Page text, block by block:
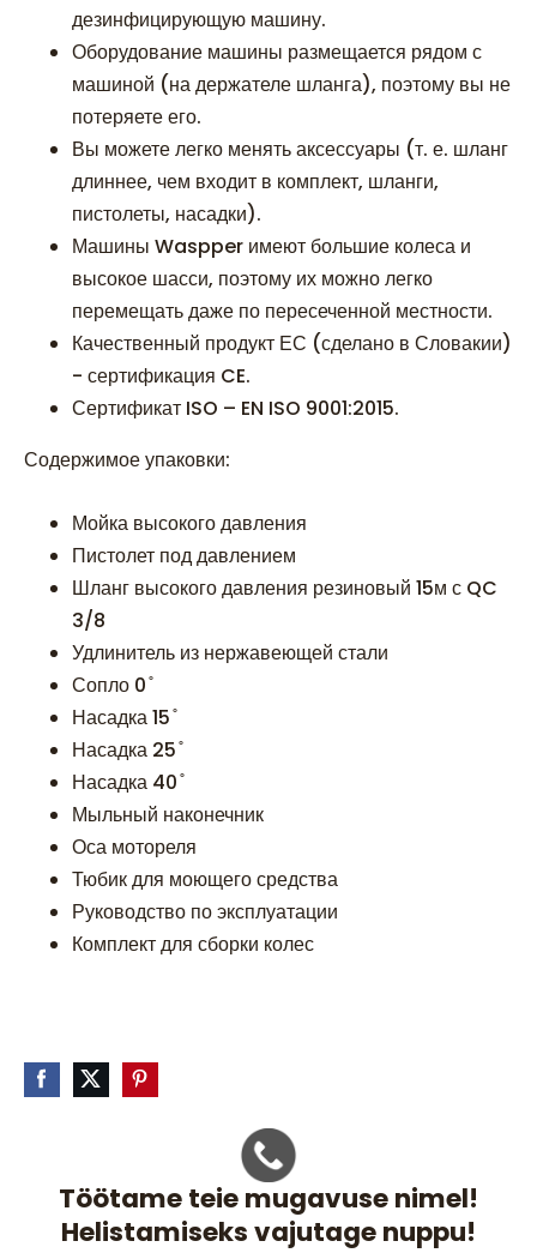
Töötame teie mugavuse nimel!
Helistamiseks vajutage nuppu!
дезинфицирующую машину.
Оборудование машины размещается рядом с
машиной (на держателе шланга), поэтому вы не
потеряете его.
Вы можете легко менять аксессуары (т. е. шланг
длиннее, чем входит в комплект, шланги,
пистолеты, насадки).
Машины Waspper имеют большие колеса и
высокое шасси, поэтому их можно легко
перемещать даже по пересеченной местности.
Качественный продукт ЕС (сделано в Словакии)
- сертификация CE.
Сертификат ISO – EN ISO 9001:2015.
Содержимое упаковки:
Мойка высокого давления
Пистолет под давлением
Шланг высокого давления резиновый 15м с QC
3/8
Удлинитель из нержавеющей стали
Сопло 0 ̊
Насадка 15 ̊
Насадка 25 ̊
Насадка 40 ̊
Мыльный наконечник
Оса мотореля
Тюбик для моющего средства
Руководство по эксплуатации
Комплект для сборки колес